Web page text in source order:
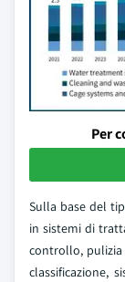
Per
Sulla base del
in sistemi di
controllo, pulizia
classificazione,